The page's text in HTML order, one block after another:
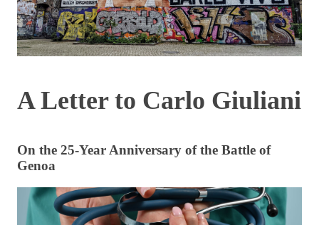
A Letter to Carlo Giuliani
On the 25-Year Anniversary of the Battle of
Genoa